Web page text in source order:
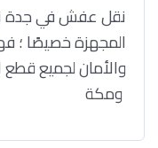
نقل عفش في جدة
المجهزة خصيصًا ؛
والأمان لجميع